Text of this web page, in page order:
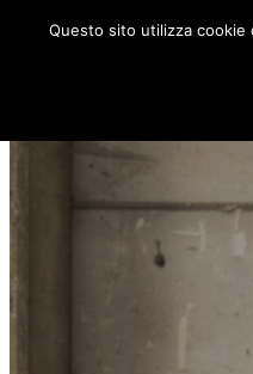
Questo sito utilizza cookie